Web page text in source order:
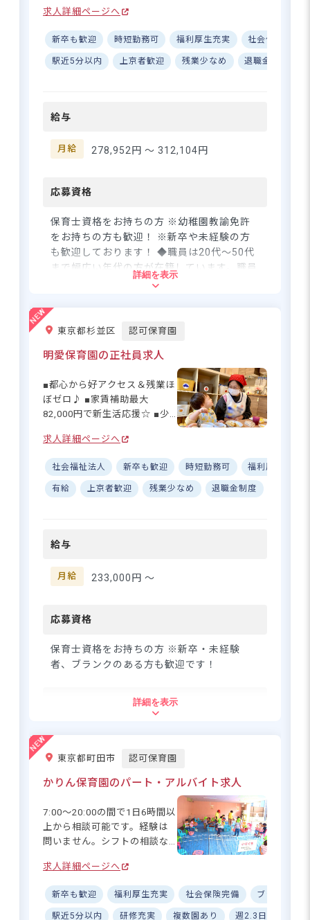
の小高い場所に位置していま
す。自然が豊かな場所ですの
で、園の近くには子どもたち
が思い切り遊べる公園がたく
がらたくさんの自然に触れ合
に、心も体ものびのびと保育
をしてみませんか？
求人詳細ページへ
新卒も歓迎 時短勤務可 福利厚生充実 社会保険完備
駅近5分以内 上京者歓迎 残業少なめ 退職金制度
給与
月給 278,952円 〜312,104円
応募資格
保育士資格をお持ちの方 ※幼稚園教諭免許
をお持ちの方も歓迎！ ※新卒や未経験の方
も歓迎しております！ ◆職員は20代～50代
まで幅広い年代の方が在籍しています。職員
同士で積極的にコミュニケーションを取って
す。
住所
東京都町田市小山ヶ丘1-10-2
京王線「多摩境駅」徒歩20分または車で
6分／神奈川中央バス「多摩境通り北」
バス停から徒歩4分
※マイカー・バイク・自転車通勤OK
希望に合う求人の
紹介を受ける
詳細を表示
東京都杉並区 認可保育園
明愛保育園の正社員求人
■都心から好アクセス＆残業ほ
ぼゼロ♪ ■家賃補助最大
82,000円で新生活応援☆ ■少
寄り添える◎ ■有給取得率
100%＆年間休日122日！ ーー
【笑顔あふれる♪アットホー
ムな0～2歳児保育】 デザイナ
員47名の小規模園だからこ
成長をしっかり見守ることが
できます。園庭にあるサンテ
りの遊び場♪近くには和田さ
びと戸外遊びも楽しめる環境
です。 ーー【チームワーク抜
い世代が活躍中！園長先生を
談できる和やかな雰囲気で
す。基準以上の手厚い職員配
置により、ゆとりある保育を
実現。ICT導入で業務効率化も
位の固定シフト制で生活リズ
ムも整いやすく、産休・育休
取得後も時短勤務制度を活用
躍中です☆充実の研修制度で
ート！
求人詳細ページへ
社会福祉法人 新卒も歓迎 時短勤務可 福利厚生充実
有給 上京者歓迎 残業少なめ 退職金制度
給与
月給 233,000円 〜
応募資格
保育士資格をお持ちの方 ※新卒・未経験
者、ブランクのある方も歓迎です！
野富士見町駅」徒歩7分
東京メトロ丸ノ内線「東高円寺駅」徒歩
11分
JR中央線「中野駅」徒歩16分
・新宿から3駅。都心からのアクセスも抜
群です。園の近くには「杉並区立和田さ
びも楽しめる環境です。隣には姉妹園
「明愛幼稚園」が併設されています！
詳細を表示
東京都町田市 認可保育園
かりん保育園のパート・アルバイト求人
7:00～20:00の間で1日6時間以
上から相談可能です。経験は
問いません。シフトの相談な
ださい！「かりん保育園」は
尾根緑道の近く、町田市小山
の小高い場所に位置していま
す。自然が豊かな場所ですの
求人詳細ページへ
新卒も歓迎 福利厚生充実 社会保険完備 ブランクOK
駅近5分以内 研修充実 複数園あり 週2.3日~OK